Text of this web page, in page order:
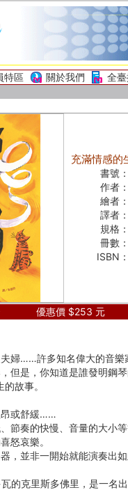
特區 關於我們 全
充滿情感的
書號：
作者：
繪者：
譯者：
規格：
冊數：
ISBN：
優惠價 $253 元
婦……許多知名偉大的音樂
但是，你知道是誰發明鋼琴
故事。
昂或舒緩……
節奏的快慢、音量的大小等
怒哀樂。
，並非一開始就能演奏出如
的克里斯多佛里，是一名